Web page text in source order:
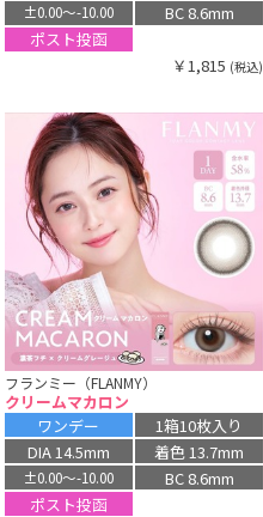
±0.00〜-10.00
BC 8.6mm
ポスト投函
￥1,815 (税込)
フランミー（FLANMY）
クリームマカロン
ワンデー
1箱10枚入り
DIA 14.5mm
着色 13.7mm
±0.00〜-10.00
BC 8.6mm
ポスト投函